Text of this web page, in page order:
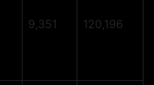
9,351 120,196